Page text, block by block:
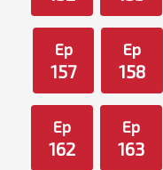
Ep
157
Ep
158
Ep
162
Ep
163